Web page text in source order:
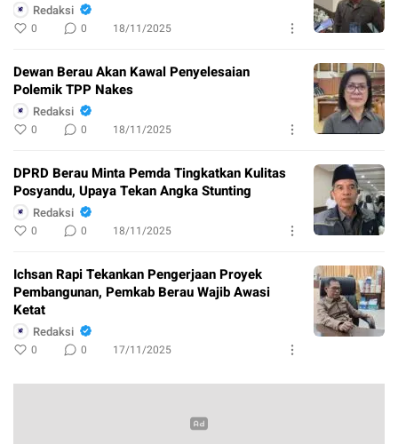
Redaksi
0 0 18/11/2025
Dewan Berau Akan Kawal Penyelesaian
Polemik TPP Nakes
Redaksi
0 0 18/11/2025
DPRD Berau Minta Pemda Tingkatkan Kulitas
Posyandu, Upaya Tekan Angka Stunting
Redaksi
0 0 18/11/2025
Ichsan Rapi Tekankan Pengerjaan Proyek
Pembangunan, Pemkab Berau Wajib Awasi
Ketat
Redaksi
0 0 17/11/2025